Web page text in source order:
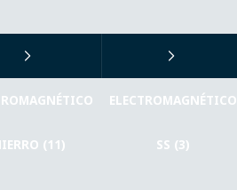
(11)
ELECTROMAGNÉTICO
SS (3)